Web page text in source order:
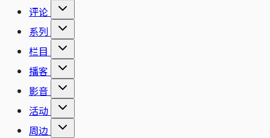
评论
系列
栏目
播客
影音
活动
周边